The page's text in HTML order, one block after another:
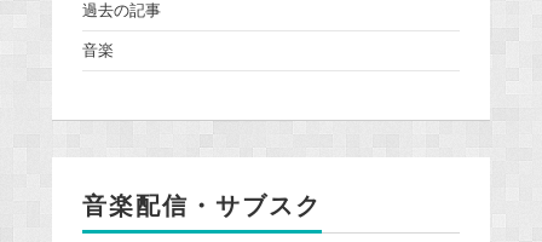
過去の記事
音楽
音楽配信・サブスク